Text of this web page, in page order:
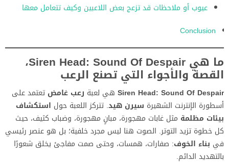
عيوب أو ملاحظات قد تزعج بعض اللاعبين وكيف تتعامل معها
Conclusion
ما هي Siren Head: Sound Of Despair،
القصة والأجواء التي تصنع الرعب
Siren Head: Sound Of Despair هي لعبة رعب غامض تعتمد على
أسطورة الإنترنت الشهيرة سيرن هيد. تتركز اللعبة حول استكشاف
بيئات مظلمة مثل غابات مهجورة، مبانٍ مهجورة، وضباب كثيف، حيث
كل خطوة تزيد التوتر. الصوت هنا ليس مجرد خلفية؛ بل هو عنصر رئيسي
في بناء الخوف: صفارات، همسات، وحتى صمت مفاجئ يخلق شعورًا
بالتهديد الدائم.